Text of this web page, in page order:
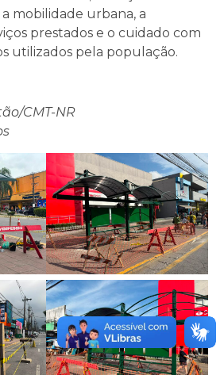
mobilidade urbana, a
prestados e o cuidado com
utilizados pela população.
CMT-NR